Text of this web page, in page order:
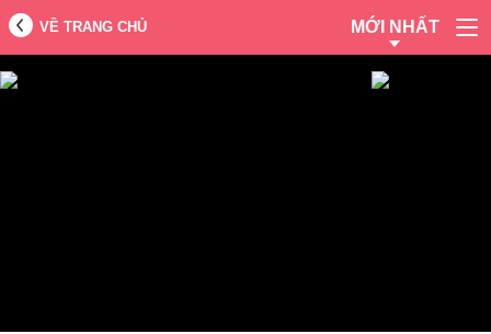
VỀ TRANG CHỦ MỚI NHẤT